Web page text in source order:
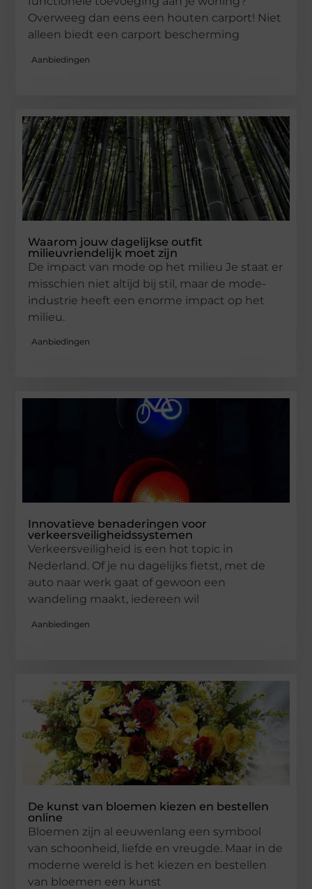
Overweeg dan eens een houten carport! Niet
alleen biedt een carport bescherming
Aanbiedingen
Waarom jouw dagelijkse outfit
milieuvriendelijk moet zijn
De impact van mode op het milieu Je staat er
misschien niet altijd bij stil, maar de mode-
industrie heeft een enorme impact op het
milieu.
Aanbiedingen
Innovatieve benaderingen voor
verkeersveiligheidssystemen
Verkeersveiligheid is een hot topic in
Nederland. Of je nu dagelijks fietst, met de
auto naar werk gaat of gewoon een
wandeling maakt, iedereen wil
Aanbiedingen
De kunst van bloemen kiezen en bestellen
online
Bloemen zijn al eeuwenlang een symbool
van schoonheid, liefde en vreugde. Maar in de
moderne wereld is het kiezen en bestellen
van bloemen een kunst